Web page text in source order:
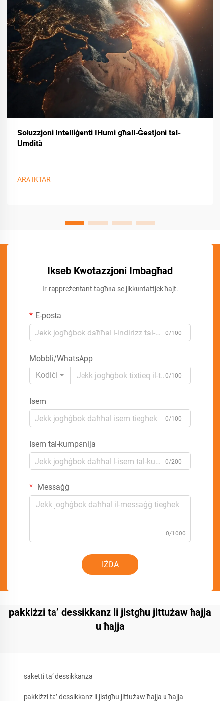
Soluzzjoni Intelliġenti IHumi għall-Ġestjoni tal-
Umdità
ARA IKTAR
Ikseb Kwotazzjoni Imbagħad
Ir-rappreżentant tagħna se jikkuntattjek ħajt.
E-posta
0/100
Mobbli/WhatsApp
Kodiċi
0/100
Isem
0/100
Isem tal-kumpanija
0/200
Messaġġ
0/1000
IŻDA
pakkiżzi ta’ dessikkanz li jistgħu jittużaw ħajja
u ħajja
saketti ta’ dessikkanza
pakkiżzi ta’ dessikkanz li jistgħu jittużaw ħajja u ħajja